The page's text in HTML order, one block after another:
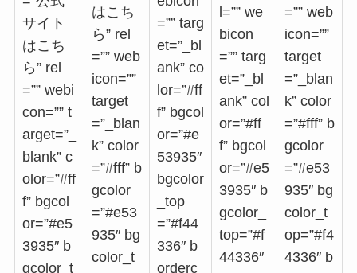
サイト
はこち
ら” rel
=”” webi
con=”” t
arget=”_
blank” c
olor=”#ff
f” bgcol
or=”#e5
3935″ b
gcolor_t
はこち
ら” rel
=”” web
icon=””
target
=”_blan
k” color
=”#fff” b
gcolor
=”#e53
935″ bg
color_t
=”” targ
et=”_bl
ank” co
lor=”#ff
f” bgcol
or=”#e
53935″
bgcolor
_top
=”#f44
336″ b
orderc
l=”” we
bicon
=”” targ
et=”_bl
ank” col
or=”#ff
f” bgcol
or=”#e5
3935″ b
gcolor_
top=”#f
44336″
=”” web
icon=””
target
=”_blan
k” color
=”#fff” b
gcolor
=”#e53
935″ bg
color_t
op=”#f4
4336″ b